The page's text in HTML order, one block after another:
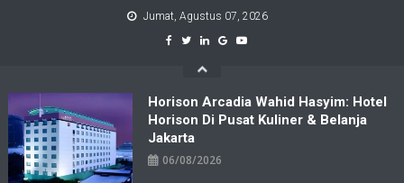
Jumat, Agustus 07, 2026
Horison Arcadia Wahid Hasyim: Hotel
Horison Di Pusat Kuliner & Belanja
Jakarta
06/08/2026